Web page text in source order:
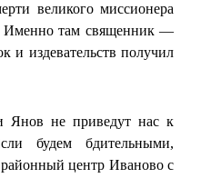
великого миссионера
Именно там священник —
и издевательств получил
Янов не приведут нас к
будем бдительными,
районный центр Иваново с